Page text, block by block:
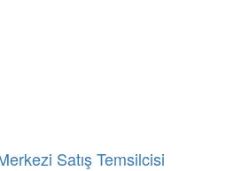
Satış Temsilcisi